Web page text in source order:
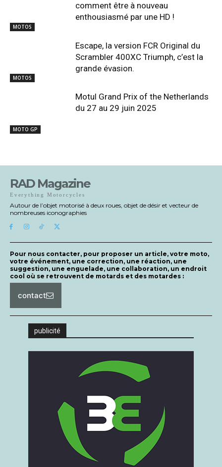
MOTOS
comment être à nouveau
enthousiasmé par une HD !
MOTOS
Escape, la version FCR Original du
Scrambler 400XC Triumph, c’est la
grande évasion.
MOTO GP
Motul Grand Prix of the Netherlands
du 27 au 29 juin 2025
RAD Magazine
Everything Motorcycles
Autour de l’objet motorisé à deux roues, objet de désir et vecteur de
nombreuses iconographies
Pour nous contacter, pour proposer un article, votre moto,
votre événement, une correction, une réaction, une
suggestion, une enguelade, une collaboration, un endroit
cool où se retrouvent de motards et des motardes :
contact
publicité